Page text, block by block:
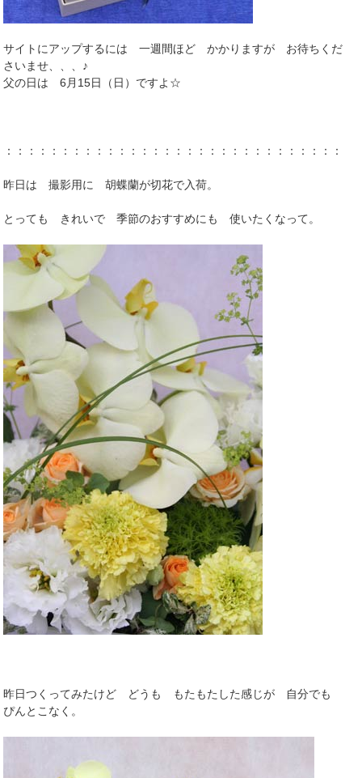
サイトにアップするには 一週間ほど かかりますが お待ちくだ
さいませ、、、♪
父の日は 6月15日（日）ですよ☆
：：：：：：：：：：：：：：：：：：：：：：：：：：：：：：
昨日は 撮影用に 胡蝶蘭が切花で入荷。
とっても きれいで 季節のおすすめにも 使いたくなって。
昨日つくってみたけど どうも もたもたした感じが 自分でも
ぴんとこなく。